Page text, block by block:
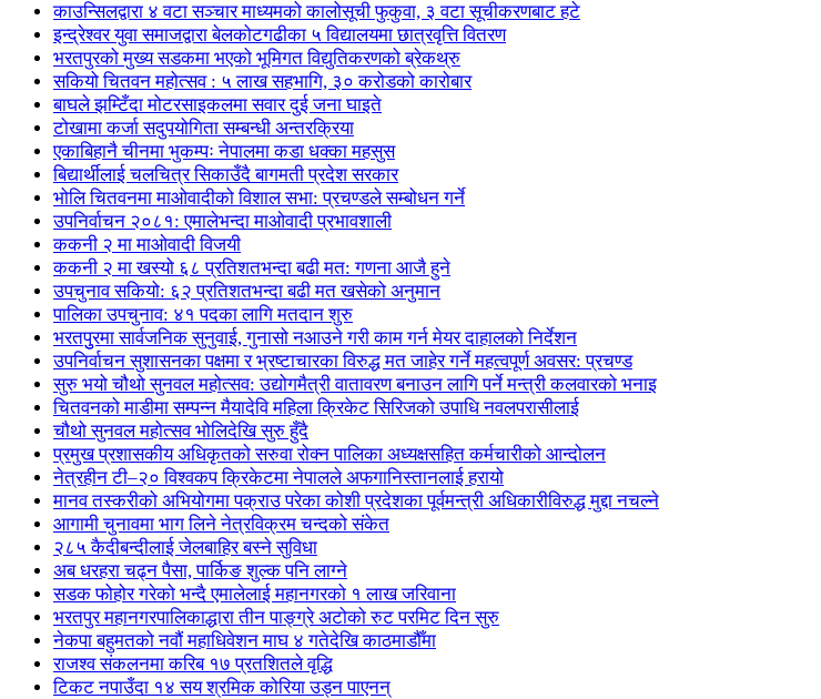
काउन्सिलद्वारा ४ वटा सञ्चार माध्यमको कालोसूची फुकुवा, ३ वटा सूचीकरणबाट हटे
इन्द्रेश्वर युवा समाजद्वारा बेलकोटगढीका ५ विद्यालयमा छात्रवृत्ति वितरण
भरतपुरको मुख्य सडकमा भएको भूमिगत विद्युतिकरणको ब्रेकथ्रु
सकियो चितवन महोत्सव : ५ लाख सहभागि, ३० करोडको कारोबार
बाघले झम्टिँदा मोटरसाइकलमा सवार दुई जना घाइते
टोखामा कर्जा सदुपयोगिता सम्बन्धी अन्तरक्रिया
एकाबिहानै चीनमा भुकम्पः नेपालमा कडा धक्का महसुस
बिद्यार्थीलाई चलचित्र सिकाउँदै बागमती प्रदेश सरकार
भोलि चितवनमा माओवादीको विशाल सभा: प्रचण्डले सम्बोधन गर्ने
उपनिर्वाचन २०८१: एमालेभन्दा माओवादी प्रभावशाली
ककनी २ मा माओवादी विजयी
ककनी २ मा खस्यो ६८ प्रतिशतभन्दा बढी मत: गणना आजै हुने
उपचुनाव सकियो: ६२ प्रतिशतभन्दा बढी मत खसेको अनुमान
पालिका उपचुनाव: ४१ पदका लागि मतदान शुरु
भरतपुुरमा सार्वजनिक सुनुवाई, गुनासो नआउने गरी काम गर्न मेयर दाहालको निर्देशन
उपनिर्वाचन सुशासनका पक्षमा र भ्रष्टाचारका विरुद्ध मत जाहेर गर्ने महत्वपूर्ण अवसर: प्रचण्ड
सुरु भयो चौथो सुनवल महोत्सव: उद्योगमैत्री वातावरण बनाउन लागि पर्ने मन्त्री कलवारको भनाइ
चितवनको माडीमा सम्पन्न मैयादेवि महिला क्रिकेट सिरिजको उपाधि नवलपरासीलाई
चौथो सुनवल महोत्सव भोलिदेखि सुरु हुँदै
प्रमुख प्रशासकीय अधिकृतको सरुवा रोक्न पालिका अध्यक्षसहित कर्मचारीको आन्दोलन
नेत्रहीन टी–२० विश्वकप क्रिकेटमा नेपालले अफगानिस्तानलाई हरायो
मानव तस्करीको अभियोगमा पक्राउ परेका कोशी प्रदेशका पूर्वमन्त्री अधिकारीविरुद्ध मुद्दा नचल्ने
आगामी चुनावमा भाग लिने नेत्रविक्रम चन्दको संकेत
२८५ कैदीबन्दीलाई जेलबाहिर बस्ने सुविधा
अब धरहरा चढ्न पैसा, पार्किङ शुल्क पनि लाग्ने
सडक फोहोर गरेको भन्दै एमालेलाई महानगरको १ लाख जरिवाना
भरतपुर महानगरपालिकाद्धारा तीन पाङ्ग्रे अटोको रुट परमिट दिन सुरु
नेकपा बहुमतको नवौं महाधिवेशन माघ ४ गतेदेखि काठमाडौँमा
राजश्व संकलनमा करिब १७ प्रतशितले वृद्धि
टिकट नपाउँदा १४ सय श्रमिक कोरिया उड्न पाएनन्